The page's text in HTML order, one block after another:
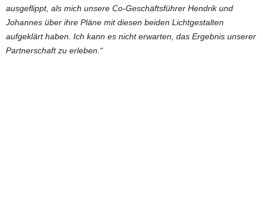
ausgeflippt, als mich unsere Co-Geschäftsführer Hendrik und
Johannes über ihre Pläne mit diesen beiden Lichtgestalten
aufgeklärt haben. Ich kann es nicht erwarten, das Ergebnis unserer
Partnerschaft zu erleben.“